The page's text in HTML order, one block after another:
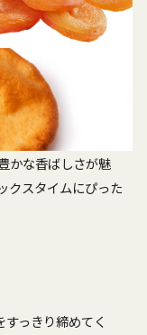
かな香ばしさが魅
クスタイムにぴった
っきり締めてく